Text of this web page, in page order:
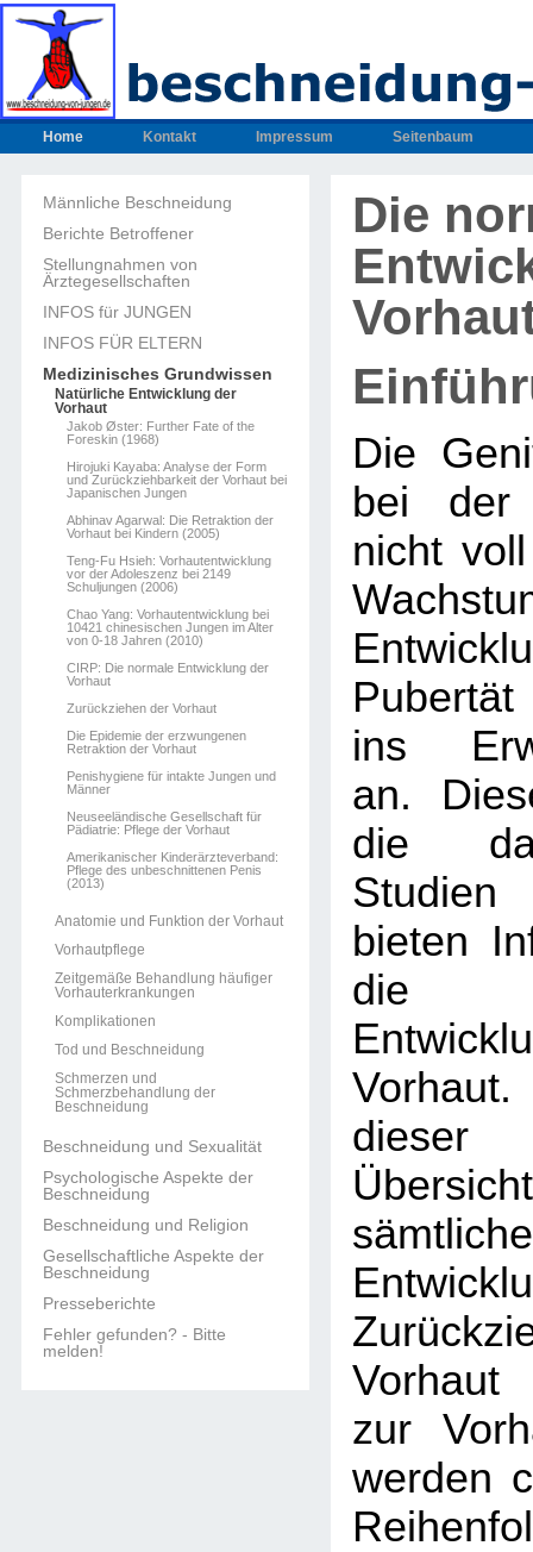
Home Kontakt Impressum Seitenbaum
Männliche Beschneidung
Berichte Betroffener
Stellungnahmen von
Ärztegesellschaften
INFOS für JUNGEN
INFOS FÜR ELTERN
Medizinisches Grundwissen
Natürliche Entwicklung der
Vorhaut
Jakob Øster: Further Fate of the
Foreskin (1968)
Hirojuki Kayaba: Analyse der Form
und Zurückziehbarkeit der Vorhaut bei
Japanischen Jungen
Abhinav Agarwal: Die Retraktion der
Vorhaut bei Kindern (2005)
Teng-Fu Hsieh: Vorhautentwicklung
vor der Adoleszenz bei 2149
Schuljungen (2006)
Chao Yang: Vorhautentwicklung bei
10421 chinesischen Jungen im Alter
von 0-18 Jahren (2010)
CIRP: Die normale Entwicklung der
Vorhaut
Zurückziehen der Vorhaut
Die Epidemie der erzwungenen
Retraktion der Vorhaut
Penishygiene für intakte Jungen und
Männer
Neuseeländische Gesellschaft für
Pädiatrie: Pflege der Vorhaut
Amerikanischer Kinderärzteverband:
Pflege des unbeschnittenen Penis
(2013)
Anatomie und Funktion der Vorhaut
Vorhautpflege
Zeitgemäße Behandlung häufiger
Vorhauterkrankungen
Komplikationen
Tod und Beschneidung
Schmerzen und
Schmerzbehandlung der
Beschneidung
Beschneidung und Sexualität
Psychologische Aspekte der
Beschneidung
Beschneidung und Religion
Gesellschaftliche Aspekte der
Beschneidung
Presseberichte
Fehler gefunden? - Bitte
melden!
Die
Die
bei der
nicht
ins
an.
die
bieten
die
dieser
zur
werden